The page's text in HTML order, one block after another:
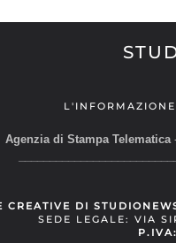
Agenzia di Stampa Telematica
CREATIVE DI
SEDE LEGALE: VIA